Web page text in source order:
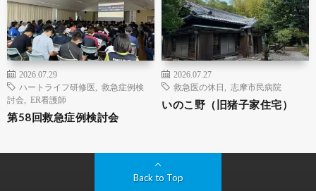
2026.07.29
ハートライフ研修医
救急症例検
討会
ER看護師
第58回救急症例検討会
2026.07.27
救急医の休日
志摩市民病院
いのこ野（旧猪子家住宅）
Back to Top